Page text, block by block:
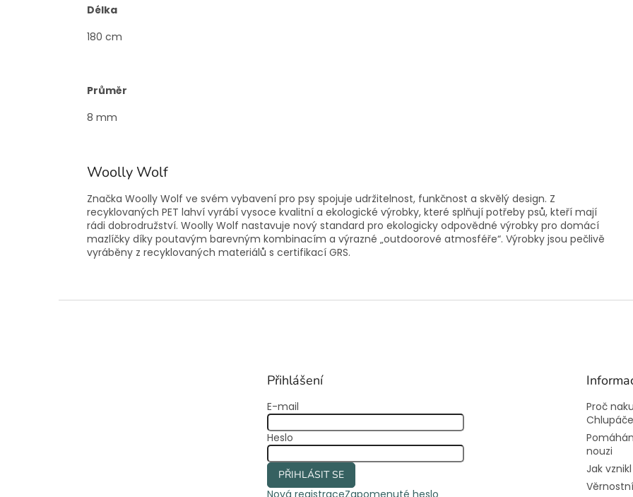
Délka
180 cm
Průměr
8 mm
Woolly Wolf
Značka Woolly Wolf ve svém vybavení pro psy spojuje udržitelnost, funkčnost a skvělý design. Z
recyklovaných PET lahví vyrábí vysoce kvalitní a ekologické výrobky, které splňují potřeby psů, kteří mají
rádi dobrodružství. Woolly Wolf nastavuje nový standard pro ekologicky odpovědné výrobky pro domácí
mazlíčky díky poutavým barevným kombinacím a výrazné „outdoorové atmosféře“. Výrobky jsou pečlivě
vyráběny z recyklovaných materiálů s certifikací GRS.
Přihlášení
E-mail
Heslo
PŘIHLÁSIT SE
Nová registraceZapomenuté heslo
Proč
Chlupáče
nouzi
Jak